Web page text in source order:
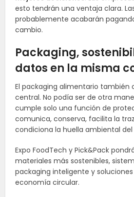
esto tendrán una ventaja clara.
probablemente acabarán
cambio.
Packaging,
datos en la misma
El packaging alimentario también
central. No podía ser de otra
cumple solo una función de
comunica, conserva, facilita la
condiciona la huella ambiental
Expo FoodTech y Pick&Pack
materiales más sostenibles,
packaging inteligente y
economía circular.